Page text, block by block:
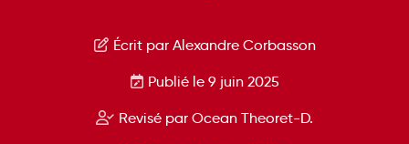
Écrit par Alexandre Corbasson
Publié le 9 juin 2025
Revisé par Ocean Theoret-D.